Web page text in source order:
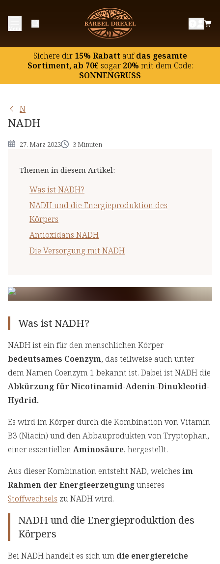
Sichere dir15% Rabatt aufdas gesamte
Sortiment, ab 70€ sogar20% mit dem Code:
SONNENGRUSS
N
NADH
27. März 2023 3 Minuten
Themen in diesem Artikel:
Was ist NADH?
NADH und die Energieproduktion des
Körpers
Antioxidans NADH
Die Versorgung mit NADH
Was ist NADH?
NADH und die Energieproduktion des Körpers
Antioxidans NADH
Die Versorgung mit NADH
Was ist NADH?
NADH ist ein für den menschlichen Körper
bedeutsames Coenzym, das teilweise auch unter
dem Namen Coenzym 1 bekannt ist. Dabei ist NADH die
Abkürzung für Nicotinamid-Adenin-Dinukleotid-
Hydrid.
Es wird im Körper durch die Kombination von Vitamin
B3 (Niacin) und den Abbauprodukten von Tryptophan,
einer essentiellenAminosäure, hergestellt.
Aus dieser Kombination entsteht NAD, welches im
Rahmen der Energieerzeugungunseres
Stoffwechsels zu NADH wird.
NADH und die Energieproduktion des
Körpers
Bei NADH handelt es sich um die energiereiche